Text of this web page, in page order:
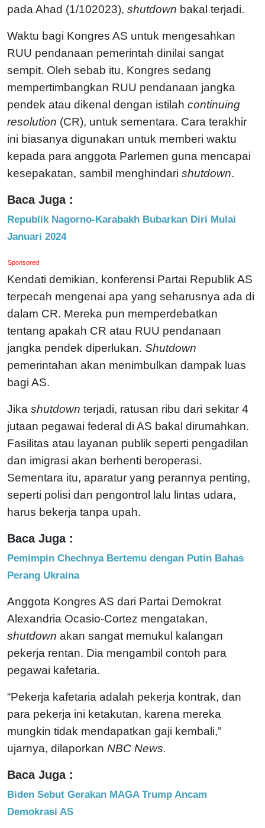
pada Ahad (1/102023), shutdown bakal terjadi.
Waktu bagi Kongres AS untuk mengesahkan
RUU pendanaan pemerintah dinilai sangat
sempit. Oleh sebab itu, Kongres sedang
mempertimbangkan RUU pendanaan jangka
pendek atau dikenal dengan istilah continuing
resolution (CR), untuk sementara. Cara terakhir
ini biasanya digunakan untuk memberi waktu
kepada para anggota Parlemen guna mencapai
kesepakatan, sambil menghindari shutdown.
Baca Juga :
Republik Nagorno-Karabakh Bubarkan Diri Mulai
Januari 2024
Sponsored
Kendati demikian, konferensi Partai Republik AS
terpecah mengenai apa yang seharusnya ada di
dalam CR. Mereka pun memperdebatkan
tentang apakah CR atau RUU pendanaan
jangka pendek diperlukan. Shutdown
pemerintahan akan menimbulkan dampak luas
bagi AS.
Jika shutdown terjadi, ratusan ribu dari sekitar 4
jutaan pegawai federal di AS bakal dirumahkan.
Fasilitas atau layanan publik seperti pengadilan
dan imigrasi akan berhenti beroperasi.
Sementara itu, aparatur yang perannya penting,
seperti polisi dan pengontrol lalu lintas udara,
harus bekerja tanpa upah.
Baca Juga :
Pemimpin Chechnya Bertemu dengan Putin Bahas
Perang Ukraina
Anggota Kongres AS dari Partai Demokrat
Alexandria Ocasio-Cortez mengatakan,
shutdown akan sangat memukul kalangan
pekerja rentan. Dia mengambil contoh para
pegawai kafetaria.
“Pekerja kafetaria adalah pekerja kontrak, dan
para pekerja ini ketakutan, karena mereka
mungkin tidak mendapatkan gaji kembali,”
ujarnya, dilaporkan NBC News.
Baca Juga :
Biden Sebut Gerakan MAGA Trump Ancam
Demokrasi AS